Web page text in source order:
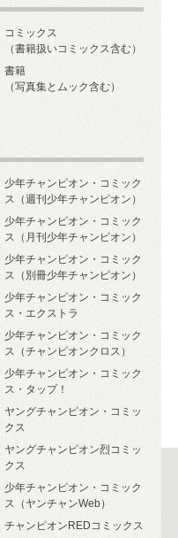
コミックス
（書籍扱いコミックス含む）
書籍
（写真集とムック含む）
少年チャンピオン・コミック
ス（週刊少年チャンピオン）
少年チャンピオン・コミック
ス（月刊少年チャンピオン）
少年チャンピオン・コミック
ス（別冊少年チャンピオン）
少年チャンピオン・コミック
ス・エクストラ
少年チャンピオン・コミック
ス（チャンピオンクロス）
少年チャンピオン・コミック
ス・タップ！
ヤングチャンピオン・コミッ
クス
ヤングチャンピオン烈コミッ
クス
少年チャンピオン・コミック
ス（ヤンチャンWeb）
チャンピオンREDコミックス